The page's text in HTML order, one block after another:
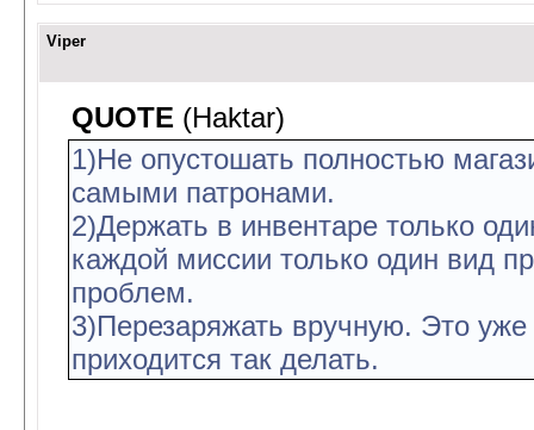
Viper
QUOTE (Haktar)
1)Не опустошать полностью
самыми патронами.
2)Держать в инвентаре только
каждой миссии только один вид
проблем.
3)Перезаряжать вручную. Это
приходится так делать.